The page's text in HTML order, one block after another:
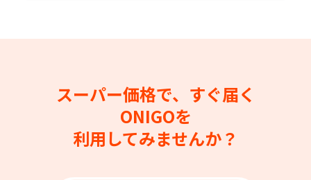
スーパー価格で、すぐ届く
ONIGOを
利用してみませんか？